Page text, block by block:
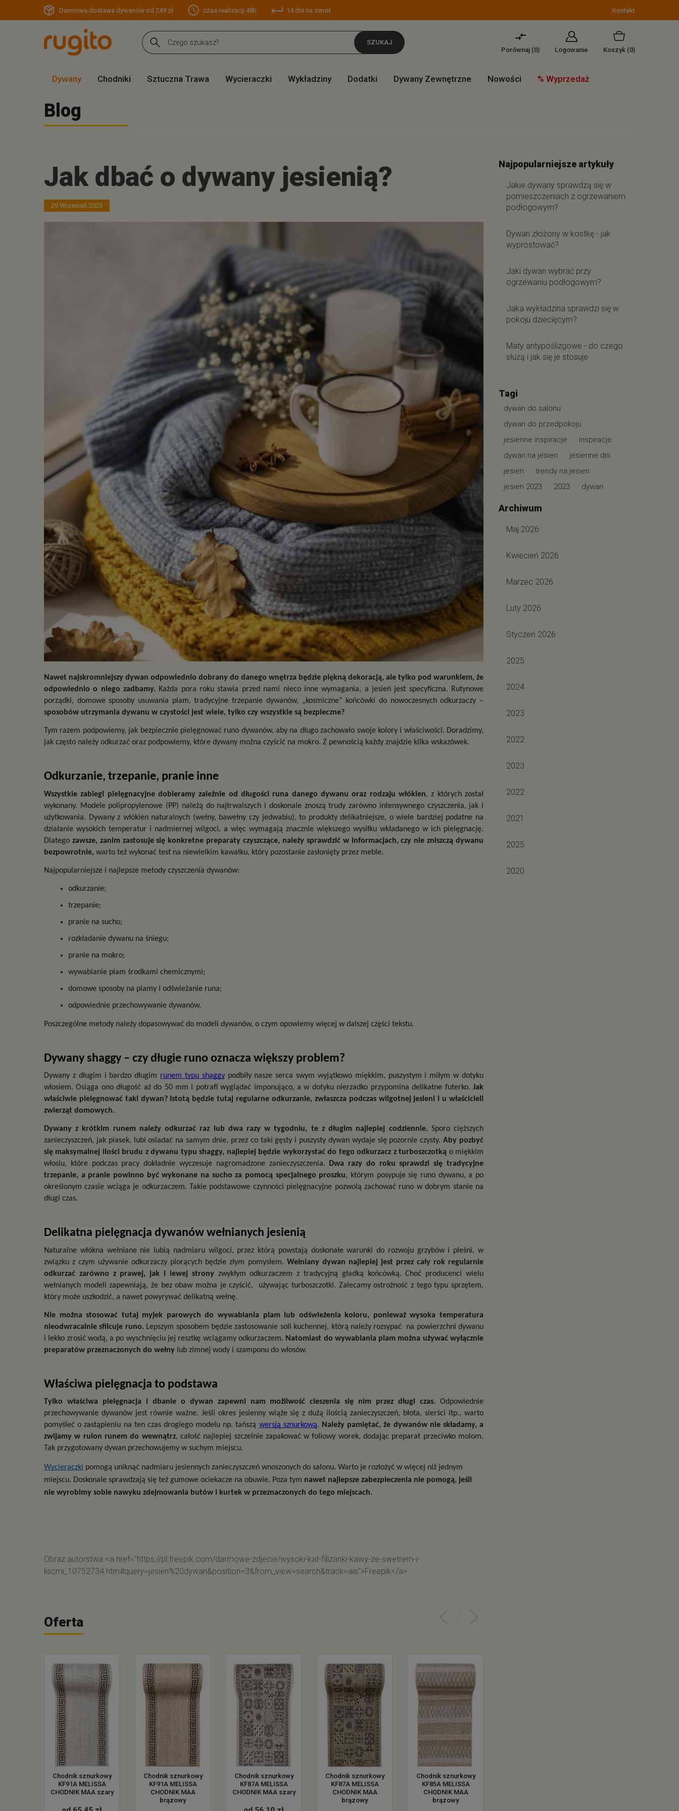
Darmowa dostawa dywanów od 249 zł czas realizacji 48h 14 dni na zwrot Kontakt
SZUKAJ
Porównaj (0) Logowanie Koszyk (0)
Dywany Chodniki Sztuczna Trawa Wycieraczki Wykładziny Dodatki Dywany Zewnętrzne Nowości % Wyprzedaż
Blog
Jak dbać o dywany jesienią?
29 Wrzesień 2023
Nawet najskromniejszy dywan odpowiednio dobrany do danego wnętrza będzie piękną dekoracją, ale tylko pod warunkiem, że
odpowiednio o niego zadbamy. Każda pora roku stawia przed nami nieco inne wymagania, a jesień jest specyficzna. Rutynowe
sposobów utrzymania dywanu w czystości jest wiele, tylko czy wszystkie są bezpieczne?
Tym razem podpowiemy, jak bezpiecznie pielęgnować runo dywanów, aby na długo zachowało swoje kolory i właściwości. Doradzimy,
jak często należy odkurzać oraz podpowiemy, które dywany można czyścić na mokro. Z pewnością każdy znajdzie kilka wskazówek.
Odkurzanie, trzepanie, pranie inne
Wszystkie zabiegi pielęgnacyjne dobieramy zależnie od długości runa danego dywanu oraz rodzaju włókien, z których został
wykonany. Modele polipropylenowe (PP) należą do najtrwalszych i doskonale znoszą trudy zarówno intensywnego czyszczenia, jak i
użytkowania. Dywany z włókien naturalnych (wełny, bawełny czy jedwabiu), to produkty delikatniejsze, o wiele bardziej podatne na
działanie wysokich temperatur i nadmiernej wilgoci, a więc wymagają znacznie większego wysiłku wkładanego w ich pielęgnację.
Dlatego zawsze, zanim zastosuje się konkretne preparaty czyszczące, należy sprawdzić w informacjach, czy nie zniszczą dywanu
bezpowrotnie, warto też wykonać test na niewielkim kawałku, który pozostanie zasłonięty przez meble.
Najpopularniejsze i najlepsze metody czyszczenia dywanów:
odkurzanie;
trzepanie;
pranie na sucho;
rozkładanie dywanu na śniegu;
pranie na mokro;
wywabianie plam środkami chemicznymi;
domowe sposoby na plamy i odświeżanie runa;
odpowiednie przechowywanie dywanów.
Poszczególne metody należy dopasowywać do modeli dywanów, o czym opowiemy więcej w dalszej części tekstu.
Dywany shaggy – czy długie runo oznacza większy problem?
Dywany z długim i bardzo długim runem typu shaggy podbiły nasze serca swym wyjątkowo miękkim, puszystym i miłym w dotyku
włosiem. Osiąga ono długość aż do 50 mm i potrafi wyglądać imponująco, a w dotyku nierzadko przypomina delikatne futerko. Jak
właściwie pielęgnować taki dywan? Istotą będzie tutaj regularne odkurzanie, zwłaszcza podczas wilgotnej jesieni i u właścicieli
zwierząt domowych.
Dywany z krótkim runem należy odkurzać raz lub dwa razy w tygodniu, te z długim najlepiej codziennie. Sporo cięższych
zanieczyszczeń, jak piasek, lubi osiadać na samym dnie, przez co taki gęsty i puszysty dywan wydaje się pozornie czysty. Aby pozbyć
się maksymalnej ilości brudu z dywanu typu shaggy, najlepiej będzie wykorzystać do tego odkurzacz z turboszczotką o miękkim
włosiu, które podczas pracy dokładnie wyczesuje nagromadzone zanieczyszczenia. Dwa razy do roku sprawdzi się tradycyjne
trzepanie, a pranie powinno być wykonane na sucho za pomocą specjalnego proszku, którym posypuje się runo dywanu, a po
określonym czasie wciąga je odkurzaczem. Takie podstawowe czynności pielęgnacyjne pozwolą zachować runo w dobrym stanie na
długi czas.
Delikatna pielęgnacja dywanów wełnianych jesienią
Naturalne włókna wełniane nie lubią nadmiaru wilgoci, przez którą powstają doskonałe warunki do rozwoju grzybów i pleśni, w
związku z czym używanie odkurzaczy piorących będzie złym pomysłem. Wełniany dywan najlepiej jest przez cały rok regularnie
odkurzać zarówno z prawej, jak i lewej strony zwykłym odkurzaczem z tradycyjną gładką końcówką. Choć producenci wielu
wełnianych modeli zapewniają, że bez obaw można je czyścić,  używając turboszczotki. Zalecamy ostrożność z tego typu sprzętem,
który może uszkodzić, a nawet powyrywać delikatną wełnę.
Nie można stosować tutaj myjek parowych do wywabiania plam lub odświeżenia koloru, ponieważ wysoka temperatura
nieodwracalnie sfilcuje runo. Lepszym sposobem będzie zastosowanie soli kuchennej, którą należy rozsypać  na powierzchni dywanu
i lekko zrosić wodą, a po wyschnięciu jej resztkę wciągamy odkurzaczem. Natomiast do wywabiania plam można używać wyłącznie
preparatów przeznaczonych do wełny lub zimnej wody i szamponu do włosów.
Właściwa pielęgnacja to podstawa
Tylko właściwa pielęgnacja i dbanie o dywan zapewni nam możliwość cieszenia się nim przez długi czas. Odpowiednie
przechowywanie dywanów jest równie ważne. Jeśli okres jesienny wiąże się z dużą ilością zanieczyszczeń, błota, sierści itp., warto
pomyśleć o zastąpieniu na ten czas drogiego modelu np. tańszą wersją sznurkową. Należy pamiętać, że dywanów nie składamy, a
zwijamy w rulon runem do wewnątrz, całość najlepiej szczelnie zapakować w foliowy worek, dodając preparat przeciwko molom.
Tak przygotowany dywan przechowujemy w suchym miejscu.
Wycieraczki pomogą uniknąć nadmiaru jesiennych zanieczyszczeń wnoszonych do salonu. Warto je rozłożyć w więcej niż jednym
miejscu. Doskonale sprawdzają się też gumowe ociekacze na obuwie. Poza tym nawet najlepsze zabezpieczenia nie pomogą, jeśli
nie wyrobimy sobie nawyku zdejmowania butów i kurtek w przeznaczonych do tego miejscach.
Obraz autorstwa <a href="https://pl.freepik.com/darmowe-zdjecie/wysoki-kat-filizanki-kawy-ze-swetrem-i-
liscmi_10752734.htm#query=jesien%20dywan&position=3&from_view=search&track=ais">Freepik</a>
Oferta
Chodnik sznurkowy
KF91A MELISSA
CHODNIK MAA szary
Chodnik sznurkowy
KF91A MELISSA
CHODNIK MAA
brązowy
Chodnik sznurkowy
KF87A MELISSA
CHODNIK MAA szary
Chodnik sznurkowy
KF87A MELISSA
CHODNIK MAA
brązowy
Chodnik sznurkowy
KF85A MELISSA
CHODNIK MAA
brązowy
Najpopularniejsze artykuły
Jakie dywany sprawdzą się w
pomieszczeniach z ogrzewaniem
podłogowym?
Dywan złożony w kostkę - jak
wyprostować?
Jaki dywan wybrać przy
ogrzewaniu podłogowym?
Jaka wykładzina sprawdzi się w
pokoju dziecięcym?
Maty antypoślizgowe - do czego
służą i jak się je stosuje
Tagi
dywan do salonu
dywan do przedpokoju
jesienne inspiracje
inspiracje
dywan na jesien
jesienne dni
jesien
trendy na jesien
jesien 2023
2023 dywan
Archiwum
Maj 2026
Kwiecień 2026
Marzec 2026
Luty 2026
Styczeń 2026
2025
2024
2023
2022
2023
2022
2021
2025
2020